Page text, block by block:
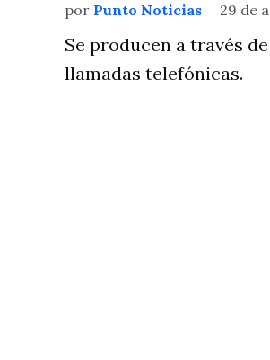
por Punto Noticias 29 de
Se producen a través
llamadas telefónicas.